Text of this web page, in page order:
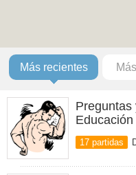
Más recientes
Preguntas
17 partidas